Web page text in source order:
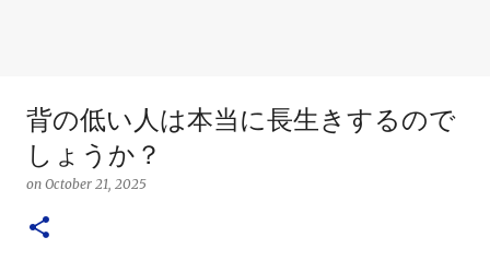
背の低い人は本当に長生きするので
しょうか？
on October 21, 2025